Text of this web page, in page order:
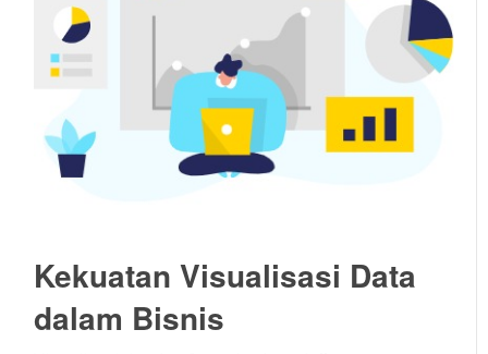
Kekuatan Visualisasi Data
dalam Bisnis